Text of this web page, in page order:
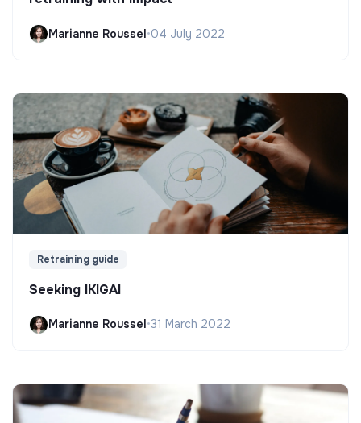
Marianne Roussel•04 July 2022
Retraining guide
Seeking IKIGAI
Marianne Roussel •31 March 2022